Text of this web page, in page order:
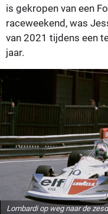
is gekropen van een
raceweekend, was
van 2021 tijdens een
jaar.
Lombardi op weg naar de